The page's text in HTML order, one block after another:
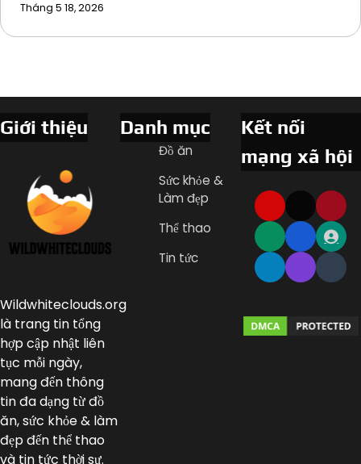
Tháng 5 18, 2026
Giới thiệu
Wildwhiteclouds.org
là trang tin tổng
hợp cập nhật liên
tục mỗi ngày,
mang đến thông
tin đa dạng từ đồ
ăn, sức khỏe & làm
đẹp đến thể thao
và tin tức thời sự.
Danh mục
Đồ ăn
Sức khỏe &
Làm đẹp
Thể thao
Tin tức
Kết nối
mạng xã hội